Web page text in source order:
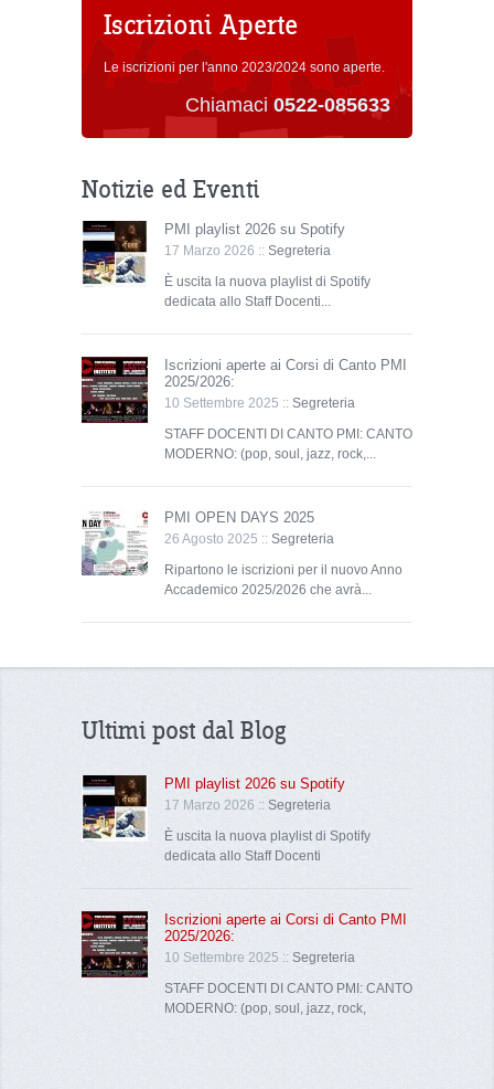
Iscrizioni Aperte
Le iscrizioni per l'anno 2023/2024 sono aperte.
Chiamaci 0522-085633
Notizie ed Eventi
PMI playlist 2026 su Spotify
17 Marzo 2026 :: Segreteria
È uscita la nuova playlist di Spotify
dedicata allo Staff Docenti...
Iscrizioni aperte ai Corsi di Canto PMI
2025/2026:
10 Settembre 2025 :: Segreteria
STAFF DOCENTI DI CANTO PMI: CANTO
MODERNO: (pop, soul, jazz, rock,...
PMI OPEN DAYS 2025
26 Agosto 2025 :: Segreteria
Ripartono le iscrizioni per il nuovo Anno
Accademico 2025/2026 che avrà...
Ultimi post dal Blog
PMI playlist 2026 su Spotify
17 Marzo 2026 :: Segreteria
È uscita la nuova playlist di Spotify
dedicata allo Staff Docenti
Iscrizioni aperte ai Corsi di Canto PMI
2025/2026:
10 Settembre 2025 :: Segreteria
STAFF DOCENTI DI CANTO PMI: CANTO
MODERNO: (pop, soul, jazz, rock,